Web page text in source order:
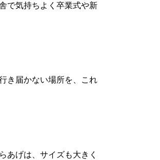
で気持ちよく卒業式や新
き届かない場所を、これ
あげは、サイズも大きく